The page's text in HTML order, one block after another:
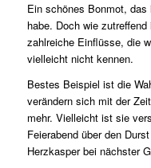
Ein schönes Bonmot,
habe. Doch wie
zahlreiche Einflüsse, die
vielleicht nicht kennen.
Bestes Beispiel ist die
verändern sich mit der
mehr. Vielleicht ist sie
Feierabend über den
Herzkasper bei nächster